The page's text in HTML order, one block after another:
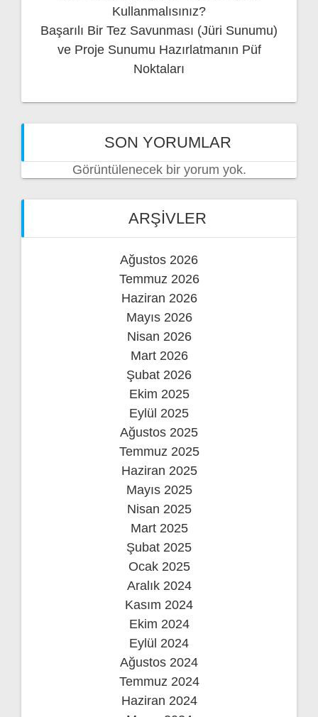
Kullanmalısınız?
Başarılı Bir Tez Savunması (Jüri Sunumu)
ve Proje Sunumu Hazırlatmanın Püf
Noktaları
SON YORUMLAR
Görüntülenecek bir yorum yok.
ARŞIVLER
Ağustos 2026
Temmuz 2026
Haziran 2026
Mayıs 2026
Nisan 2026
Mart 2026
Şubat 2026
Ekim 2025
Eylül 2025
Ağustos 2025
Temmuz 2025
Haziran 2025
Mayıs 2025
Nisan 2025
Mart 2025
Şubat 2025
Ocak 2025
Aralık 2024
Kasım 2024
Ekim 2024
Eylül 2024
Ağustos 2024
Temmuz 2024
Haziran 2024